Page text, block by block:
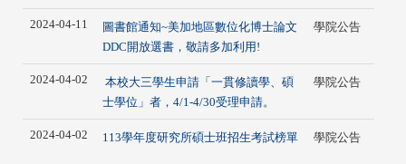
2024-04-11
圖書館通知~美加地區數位化博士論文
DDC開放選書，敬請多加利用!
學院公告
2024-04-02
本校大三學生申請「一貫修讀學、碩
士學位」者，4/1-4/30受理申請。
學院公告
2024-04-02 113學年度研究所碩士班招生考試榜單 學院公告